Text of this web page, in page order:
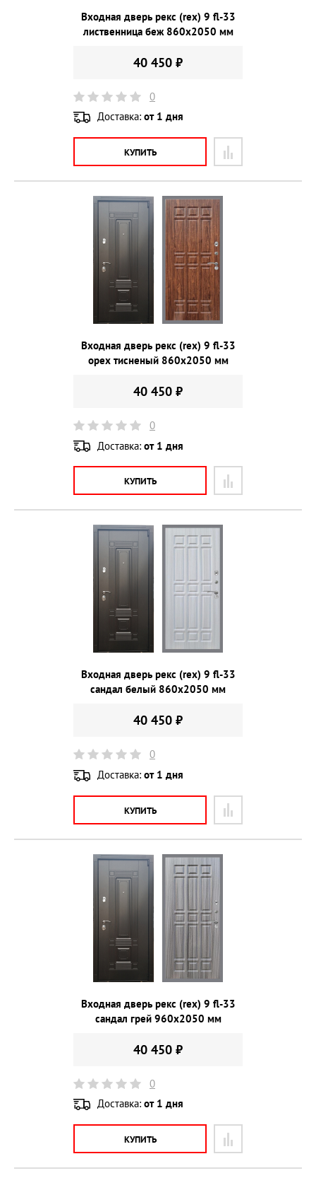
Входная дверь рекс (rex) 9 fl-33
лиственница беж 860х2050 мм
40 450 ₽
0
Доставка: от 1 дня
КУПИТЬ
Входная дверь рекс (rex) 9 fl-33
орех тисненый 860х2050 мм
40 450 ₽
0
Доставка: от 1 дня
КУПИТЬ
Входная дверь рекс (rex) 9 fl-33
сандал белый 860х2050 мм
40 450 ₽
0
Доставка: от 1 дня
КУПИТЬ
Входная дверь рекс (rex) 9 fl-33
сандал грей 960х2050 мм
40 450 ₽
0
Доставка: от 1 дня
КУПИТЬ